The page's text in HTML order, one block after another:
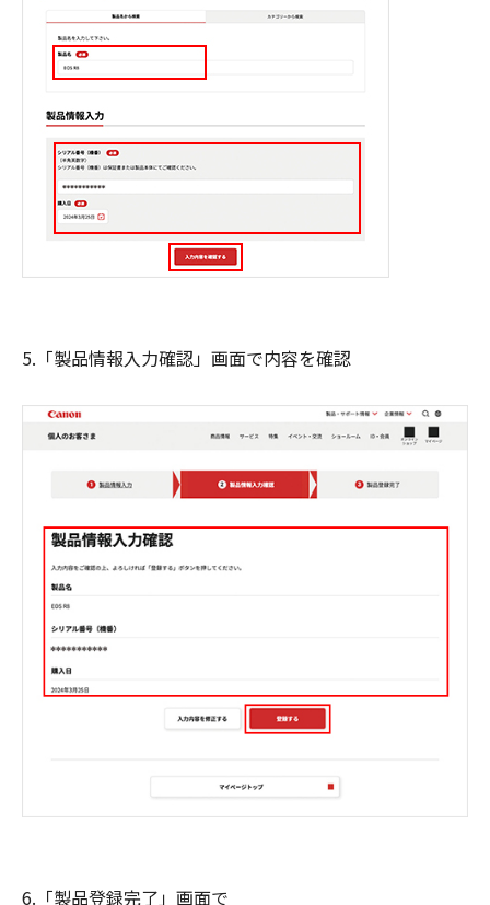
5.「製品情報入力確認」画面で内容を確認
6.「製品登録完了」画面で